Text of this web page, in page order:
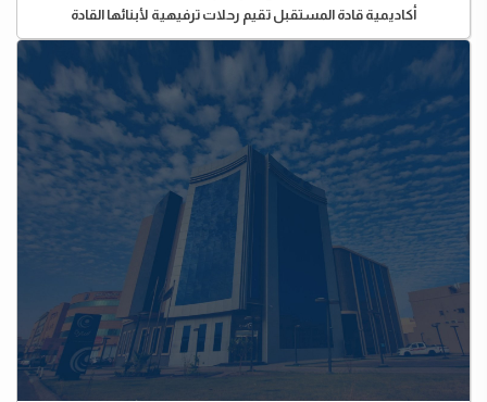
أكاديمية قادة المستقبل تقيم رحلات ترفيهية لأبنائها القادة